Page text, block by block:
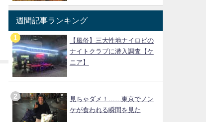
週間記事ランキング
【風俗】三大性地ナイロビの
ナイトクラブに潜入調査【ケ
ニア】
見ちゃダメ！……東京でノン
ケが食われる瞬間を見た